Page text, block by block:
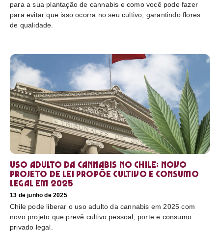
para a sua plantação de cannabis e como você pode fazer
para evitar que isso ocorra no seu cultivo, garantindo flores
de qualidade.
Uso adulto da cannabis no Chile: novo
projeto de lei propõe cultivo e consumo
legal em 2025
13 de junho de 2025
Chile pode liberar o uso adulto da cannabis em 2025 com
novo projeto que prevê cultivo pessoal, porte e consumo
privado legal.